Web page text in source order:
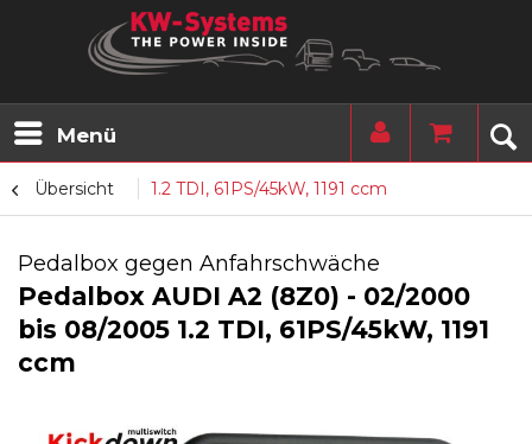
Menü
Übersicht 1.2 TDI, 61PS/45kW, 1191 ccm
Pedalbox gegen Anfahrschwäche
Pedalbox AUDI A2 (8Z0) - 02/2000
bis 08/2005 1.2 TDI, 61PS/45kW, 1191
ccm